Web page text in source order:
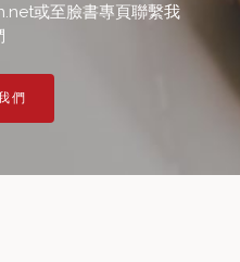
或至臉書專頁聯繫我
們